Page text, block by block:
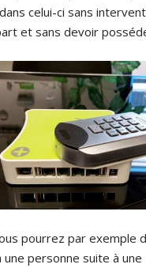
celui-ci sans
et sans devoir
pourrez par exemple
une personne suite à une